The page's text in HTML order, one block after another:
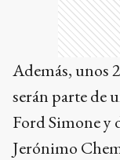
Además, unos
serán parte de
Ford Simone
Jerónimo